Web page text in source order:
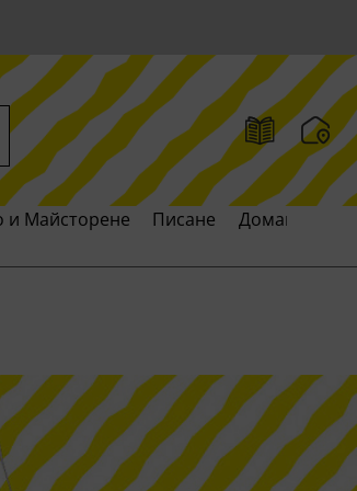
и Майсторене Писане Домакинство